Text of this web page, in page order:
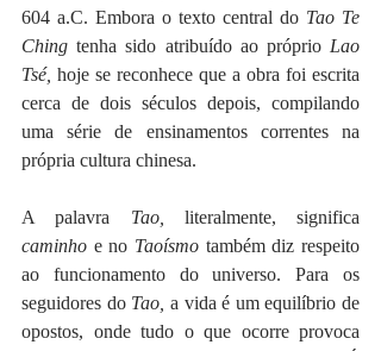
604 a.C. Embora o texto central do Tao Te
Ching tenha sido atribuído ao próprio Lao
Tsé, hoje se reconhece que a obra foi escrita
cerca de dois séculos depois, compilando
uma série de ensinamentos correntes na
própria cultura chinesa.
A palavra Tao,
caminho e no Taoísmo também diz respeito
ao funcionamento do universo. Para os
seguidores do Tao, a vida é um equilíbrio de
opostos, onde tudo o que ocorre provoca